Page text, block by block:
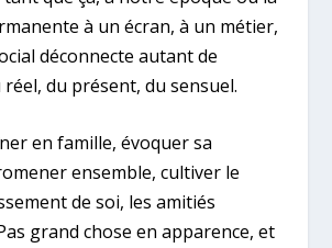
à un écran, à un métier,
déconnecte autant de
du présent, du sensuel.
en famille, évoquer sa
ensemble, cultiver le
de soi, les amitiés
grand chose en apparence, et